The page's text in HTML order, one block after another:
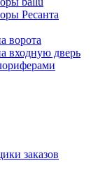
Ресанта
ворота
входную дверь
заказов